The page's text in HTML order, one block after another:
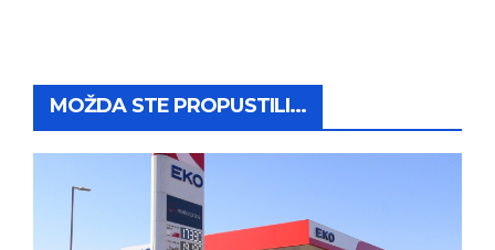
MOŽDA STE PROPUSTILI...